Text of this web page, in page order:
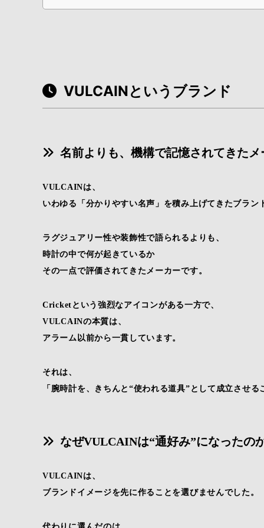
VULCAINというブランド
名前よりも、機構で記憶されてきたメ
VULCAINは、
いわゆる「分かりやすい名声」を積み上げてきたブラン
ラグジュアリー性や装飾性で語られるよりも、
時計の中で何が起きているか
その一点で評価されてきたメーカーです。
Cricketという強烈なアイコンがある一方で、
VULCAINの本質は、
アラーム以前から一貫しています。
それは、
「腕時計を、きちんと“使われる道具”として成立させる
なぜVULCAINは“通好み”になったの
VULCAINは、
ブランドイメージを先に作ることを選びませんでした。